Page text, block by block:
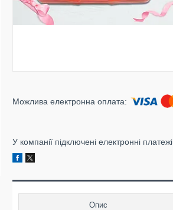
У компанії підключені електронні
Опис